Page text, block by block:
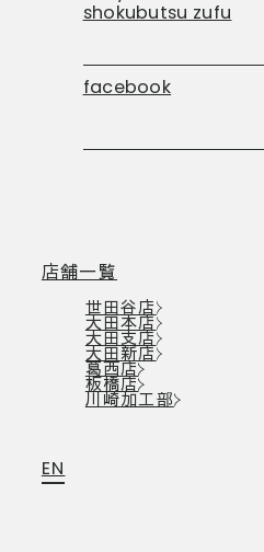
shokubutsu zufu
facebook
店舗一覧
世田谷店
大田本店
大田支店
大田新店
葛西店
板橋店
川崎加工部
EN